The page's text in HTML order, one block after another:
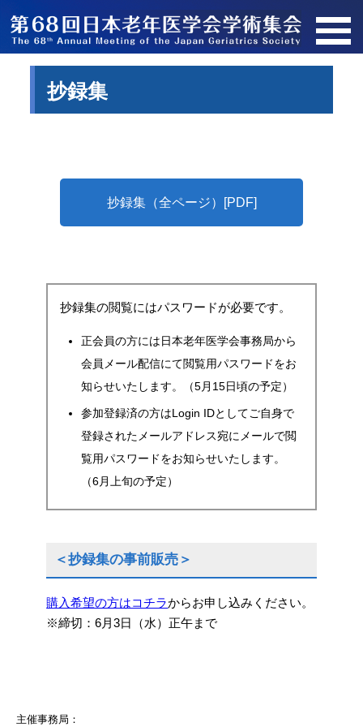
抄録集
抄録集（全ページ）[PDF]
抄録集の閲覧にはパスワードが必要です。
正会員の方には日本老年医学会事務局から
会員メール配信にて閲覧用パスワードをお
知らせいたします。（5月15日頃の予定）
参加登録済の方はLogin IDとしてご自身で
登録されたメールアドレス宛にメールで閲
覧用パスワードをお知らせいたします。
（6月上旬の予定）
＜抄録集の事前販売＞
購入希望の方はコチラからお申し込みください。
※締切：6月3日（水）正午まで
主催事務局：